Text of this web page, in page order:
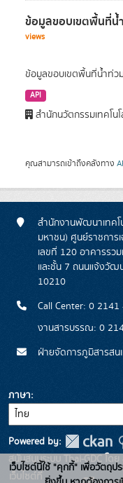
ข้อมูลขอบเขตพื้นที่น้
views
ข้อมูลขอบเขตพื้นที่น้ำท่ว
API
สำนักนวัตกรรมเทคโน
คุณสามารถเข้าถึงคลังทาง
สำนักงานพัฒนาเทคโ
มหาชน) ศูนย์ราชการ
เลขที่ 120 อาคารรว
และชั้น 7 ถนนแจ้งวัฒ
10210
Call Center: 0
งานสารบรรณ: 0
ฝ่ายจัดการภูมิสารสน
ภาษา
Powered by:
สนับสนุนระบบ Thai-GDC โด
เว็บไซต์ที่
เว็บไซต์นี้ใช้ "คุกกี้" เพื่อวัตถุ